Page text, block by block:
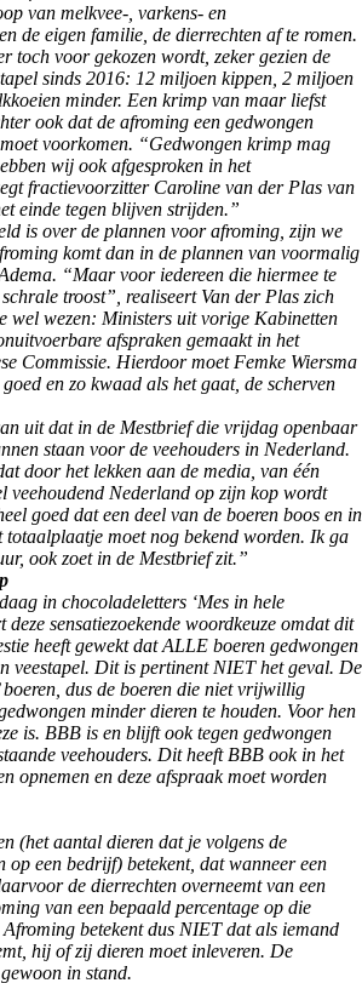
van melkvee-, varkens- en
de eigen familie, de dierrechten af te romen.
toch voor gekozen wordt, zeker gezien de
sinds 2016: 12 miljoen kippen, 2 miljoen
minder. Een krimp van maar liefst
ook dat de afroming een gedwongen
voorkomen. “Gedwongen krimp mag
wij ook afgesproken in het
fractievoorzitter Caroline van der Plas van
einde tegen blijven strijden.”
is over de plannen voor afroming, zijn we
komt dan in de plannen van voormalig
“Maar voor iedereen die hiermee te
troost”, realiseert Van der Plas zich
wel wezen: Ministers uit vorige Kabinetten
afspraken gemaakt in het
Commissie. Hierdoor moet Femke Wiersma
en zo kwaad als het gaat, de scherven
uit dat in de Mestbrief die vrijdag openbaar
staan voor de veehouders in Nederland.
door het lekken aan de media, van één
veehoudend Nederland op zijn kop wordt
goed dat een deel van de boeren boos en in
moet nog bekend worden. Ik ga
ook zoet in de Mestbrief zit.”
in chocoladeletters ‘Mes in hele
deze sensatiezoekende woordkeuze omdat dit
heeft gewekt dat ALLE boeren gedwongen
veestapel. Dit is pertinent NIET het geval. De
boeren, dus de boeren die niet vrijwillig
minder dieren te houden. Voor hen
is. BBB is en blijft ook tegen gedwongen
veehouders. Dit heeft BBB ook in het
opnemen en deze afspraak moet worden
(het aantal dieren dat je volgens de
op een bedrijf) betekent, dat wanneer een
de dierrechten overneemt van een
van een bepaald percentage op die
betekent dus NIET dat als iemand
hij of zij dieren moet inleveren. De
in stand.